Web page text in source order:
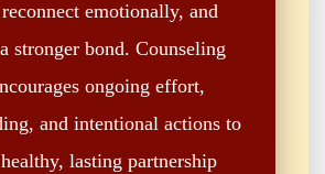
emotionally, and
stronger bond. Counseling
ongoing effort,
and intentional actions to
lasting partnership